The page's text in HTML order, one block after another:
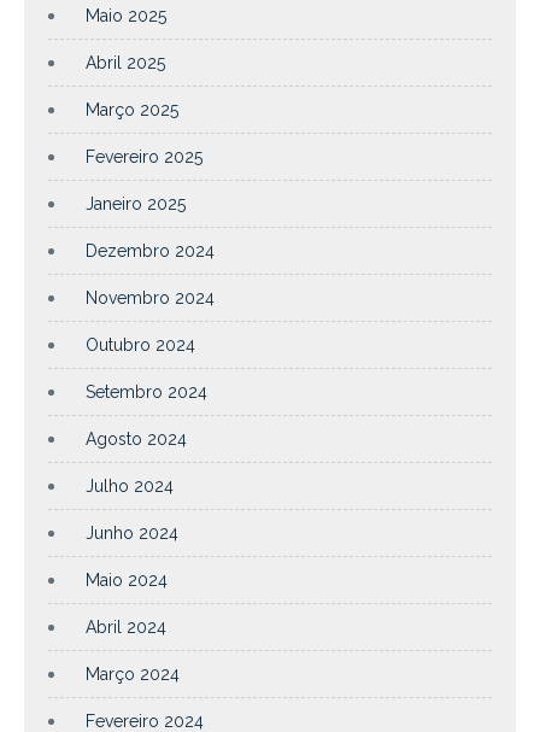
Maio 2025
Abril 2025
Março 2025
Fevereiro 2025
Janeiro 2025
Dezembro 2024
Novembro 2024
Outubro 2024
Setembro 2024
Agosto 2024
Julho 2024
Junho 2024
Maio 2024
Abril 2024
Março 2024
Fevereiro 2024